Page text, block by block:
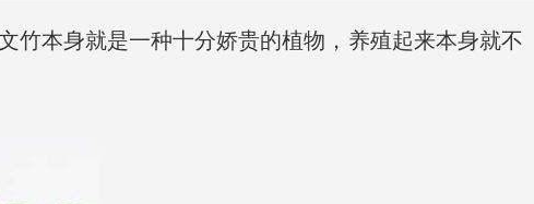
竹本身就是一种十分娇贵的植物，养殖起来本身就不